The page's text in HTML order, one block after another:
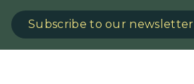
Subscribe to our newsletter